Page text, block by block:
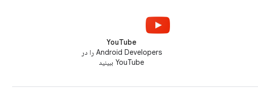
YouTube
Android Developers را در
YouTube ببینید